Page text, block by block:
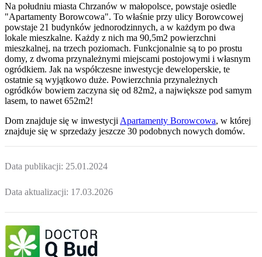
Na południu miasta Chrzanów w małopolsce, powstaje osiedle
"Apartamenty Borowcowa". To właśnie przy ulicy Borowcowej
powstaje 21 budynków jednorodzinnych, a w każdym po dwa
lokale mieszkalne. Każdy z nich ma 90,5m2 powierzchni
mieszkalnej, na trzech poziomach. Funkcjonalnie są to po prostu
domy, z dwoma przynależnymi miejscami postojowymi i własnym
ogródkiem. Jak na współczesne inwestycje deweloperskie, te
ostatnie są wyjątkowo duże. Powierzchnia przynależnych
ogródków bowiem zaczyna się od 82m2, a największe pod samym
lasem, to nawet 652m2!
Dom znajduje się w inwestycji Apartamenty Borowcowa, w której
znajduje się w sprzedaży jeszcze 30 podobnych nowych domów.
Data publikacji: 25.01.2024
Data aktualizacji: 17.03.2026